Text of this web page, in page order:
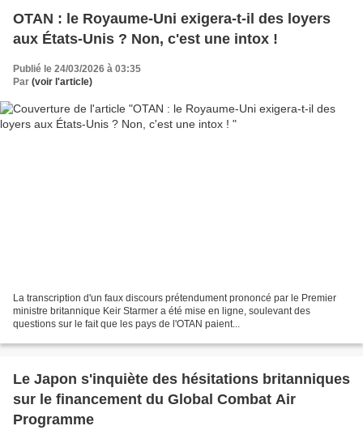
OTAN : le Royaume-Uni exigera-t-il des loyers
aux États-Unis ? Non, c'est une intox !
Publié le 24/03/2026 à 03:35
Par (voir l'article)
La transcription d'un faux discours prétendument prononcé par le Premier
ministre britannique Keir Starmer a été mise en ligne, soulevant des
questions sur le fait que les pays de l'OTAN paient...
Le Japon s'inquiète des hésitations britanniques
sur le financement du Global Combat Air
Programme